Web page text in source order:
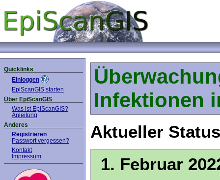
Quicklinks
Einloggen
EpiScanGIS starten
Über EpiScanGIS
Was ist EpiScanGIS?
Anleitung
Anderes
Registrieren
Passwort vergessen?
Kontakt
Impressum
Infektionen
Aktueller
1. Februar